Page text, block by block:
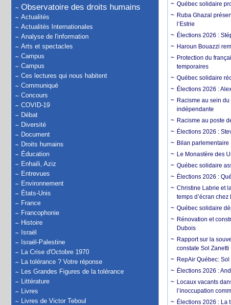
Observatoire des droits humains
Actualités
Actualités Internationales
Analyse de l'information
Arts et spectacles
Campus
Campus
Ces lectures qui nous habitent
Communiqué
Concours
COVID-19
Débat
Diversité
Document
Droits humains
Éducation
Enhaili, Aziz
Entrevues
Environnement
États-Unis
France
Francophonie
Histoire
Israël
Israël-Palestine
La Crise d'Octobre 1970
La tolérance ? Votre réponse
Les Grandes Figures de la tolérance
Littérature
Livres
Livres de Victor Teboul
Québec solidaire
Ruba Ghazal
l’Estrie
Élections 2026 :
Haroun Bouazzi
Protection du
temporaires
Québec solidaire
Élections 2026 :
Racisme au sein
indépendante
Racisme au poste
Élections 2026 :
Bilan
Le Monastère des
Québec solidaire
Élections 2026 :
Christine Labrie et
temps d’écran chez
Québec solidaire
Rénovation et
Dubois
Rapport sur la
constate Sol Zanetti
RepAir Québec:
Élections 2026 :
Locaux vacants
l’inoccupation
Élections 2026 : La